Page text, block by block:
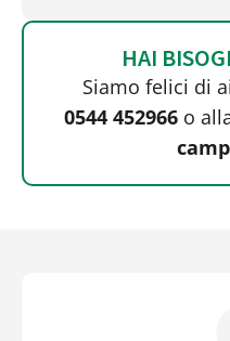
HAI
Siamo felici di
0544 452966 o